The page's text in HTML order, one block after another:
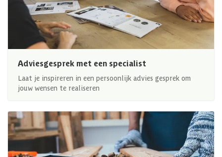
Adviesgesprek met een specialist
Laat je inspireren in een persoonlijk advies gesprek om
jouw wensen te realiseren